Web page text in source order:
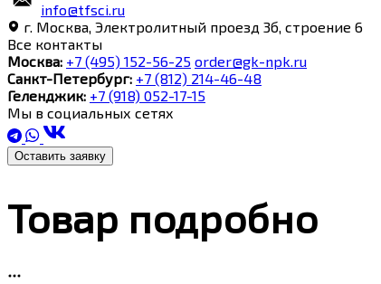
info@tfsci.ru
г. Москва, Электролитный проезд 3б, строение 6
Все контакты
Москва: +7 (495) 152-56-25 order@gk-npk.ru
Санкт-Петербург: +7 (812) 214-46-48
Геленджик: +7 (918) 052-17-15
Мы в социальных сетях
Оставить заявку
Товар подробно